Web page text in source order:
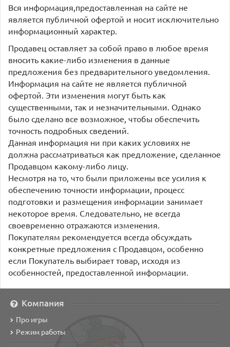
Вся информация,предоставленная на сайте не
является публичной офертой и носит исключительно
информационный характер.
Продавец оставляет за собой право в любое время
вносить какие-либо изменения в данные
предложения без предварительного уведомления.
Информация на сайте не является публичной
офертой. Эти изменения могут быть как
существенными, так и незначительными. Однако
было сделано все возможное, чтобы обеспечить
точность подробных сведений.
Данная информация ни при каких условиях не
должна рассматриваться как предложение, сделанное
Продавцом какому-либо лицу.
Несмотря на то, что были приложены все усилия к
обеспечению точности информации, процесс
подготовки и размещения информации занимает
некоторое время. Следовательно, не всегда
своевременно отражаются изменения.
Покупателям рекомендуется всегда обсуждать
конкретные предложения с Продавцом, особенно
если Покупатель выбирает товар, исходя из
особенностей, предоставленной информации.
Компания
Про игры
Режим работы